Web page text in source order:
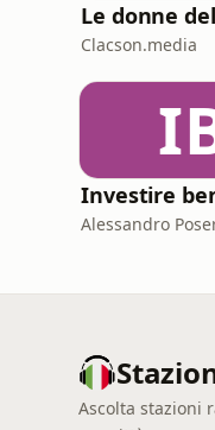
Clacson.media
Investire
Ascolta stazioni